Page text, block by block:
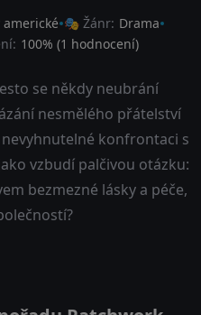
🎭 Žánr: Drama
100% (1 hodnocení)
se někdy neubrání
nesmělého přátelství
konfrontaci s
vzbudí palčivou otázku:
bezmezné lásky a péče,